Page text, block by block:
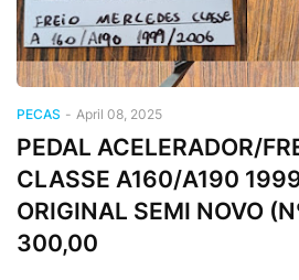
PECAS - April 08, 2025
PEDAL ACELERADOR/
CLASSE A160/A190
ORIGINAL SEMI NOVO
300,00